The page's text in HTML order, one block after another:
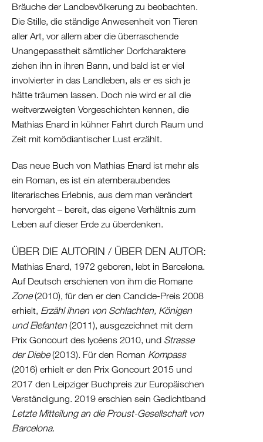
Bräuche der Landbevölkerung zu beobachten.
Die Stille, die ständige Anwesenheit von Tieren
aller Art, vor allem aber die überraschende
Unangepasstheit sämtlicher Dorfcharaktere
ziehen ihn in ihren Bann, und bald ist er viel
involvierter in das Landleben, als er es sich je
hätte träumen lassen. Doch nie wird er all die
weitverzweigten Vorgeschichten kennen, die
Mathias Enard in kühner Fahrt durch Raum und
Zeit mit komödiantischer Lust erzählt.
Das neue Buch von Mathias Enard ist mehr als
ein Roman, es ist ein atemberaubendes
literarisches Erlebnis, aus dem man verändert
hervorgeht – bereit, das eigene Verhältnis zum
Leben auf dieser Erde zu überdenken.
ÜBER DIE AUTORIN / ÜBER DEN AUTOR:
Mathias Enard, 1972 geboren, lebt in Barcelona.
Auf Deutsch erschienen von ihm die Romane
Zone(2010), für den er den Candide-Preis 2008
erhielt, Erzähl ihnen von Schlachten, Königen
und Elefanten(2011), ausgezeichnet mit dem
Prix Goncourt des lycéens 2010, und Strasse
der Diebe(2013). Für den Roman Kompass
(2016) erhielt er den Prix Goncourt 2015 und
2017 den Leipziger Buchpreis zur Europäischen
Verständigung. 2019 erschien sein Gedichtband
Letzte Mitteilung an die Proust-Gesellschaft von
Barcelona.